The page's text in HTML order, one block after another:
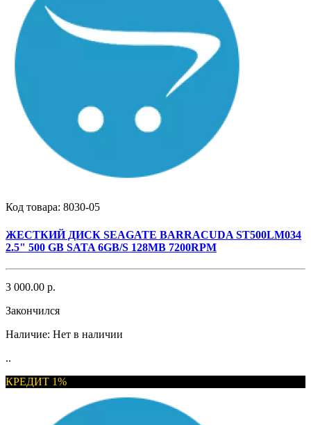
Код товара: 8030-05
ЖЕСТКИЙ ДИСК SEAGATE BARRACUDA ST500LM034
2.5" 500 GB SATA 6GB/S 128MB 7200RPM
3 000.00 р.
Закончился
Наличие: Нет в наличии
..
КРЕДИТ 1%